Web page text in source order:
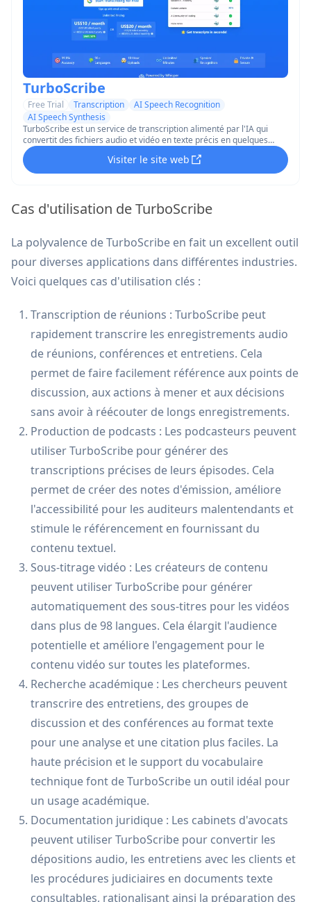
TurboScribe
Free Trial Transcription
AI Speech Recognition
AI Speech Synthesis
TurboScribe est un service de transcription alimenté par l'IA qui
convertit des fichiers audio et vidéo en texte précis en quelques
secondes, prenant en charge plus de 98 langues avec 99,8 % de
précision et des transcriptions illimitées.
Visiter le site web
Cas d'utilisation de TurboScribe
La polyvalence de TurboScribe en fait un excellent outil
pour diverses applications dans différentes industries.
Voici quelques cas d'utilisation clés :
Transcription de réunions : TurboScribe peut
rapidement transcrire les enregistrements audio
de réunions, conférences et entretiens. Cela
permet de faire facilement référence aux points de
discussion, aux actions à mener et aux décisions
sans avoir à réécouter de longs enregistrements.
Production de podcasts : Les podcasteurs peuvent
utiliser TurboScribe pour générer des
transcriptions précises de leurs épisodes. Cela
permet de créer des notes d'émission, améliore
l'accessibilité pour les auditeurs malentendants et
stimule le référencement en fournissant du
contenu textuel.
Sous-titrage vidéo : Les créateurs de contenu
peuvent utiliser TurboScribe pour générer
automatiquement des sous-titres pour les vidéos
dans plus de 98 langues. Cela élargit l'audience
potentielle et améliore l'engagement pour le
contenu vidéo sur toutes les plateformes.
Recherche académique : Les chercheurs peuvent
transcrire des entretiens, des groupes de
discussion et des conférences au format texte
pour une analyse et une citation plus faciles. La
haute précision et le support du vocabulaire
technique font de TurboScribe un outil idéal pour
un usage académique.
Documentation juridique : Les cabinets d'avocats
peuvent utiliser TurboScribe pour convertir les
dépositions audio, les entretiens avec les clients et
les procédures judiciaires en documents texte
consultables, rationalisant ainsi la préparation des